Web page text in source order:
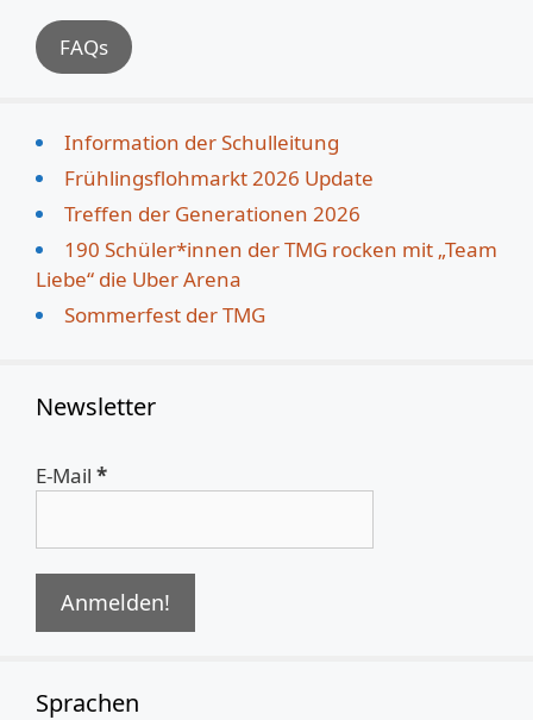
FAQs
Information der Schulleitung
Frühlingsflohmarkt 2026 Update
Treffen der Generationen 2026
190 Schüler*innen der TMG rocken mit „Team
Liebe“ die Uber Arena
Sommerfest der TMG
Newsletter
E-Mail *
Sprachen